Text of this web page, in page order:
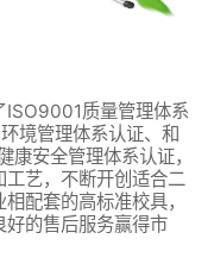
ISO9001质量管理体系
境管理体系认证、和
康安全管理体系认证，
工艺，不断开创适合二
配套的高标准校具，
好的售后服务赢得市